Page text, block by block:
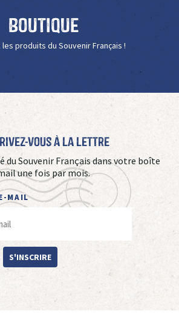
Boutique
produits du Souvenir Français !
vous à La Lettre
du Souvenir Français dans votre boîte
une fois par mois.
MAIL
S'INSCRIRE